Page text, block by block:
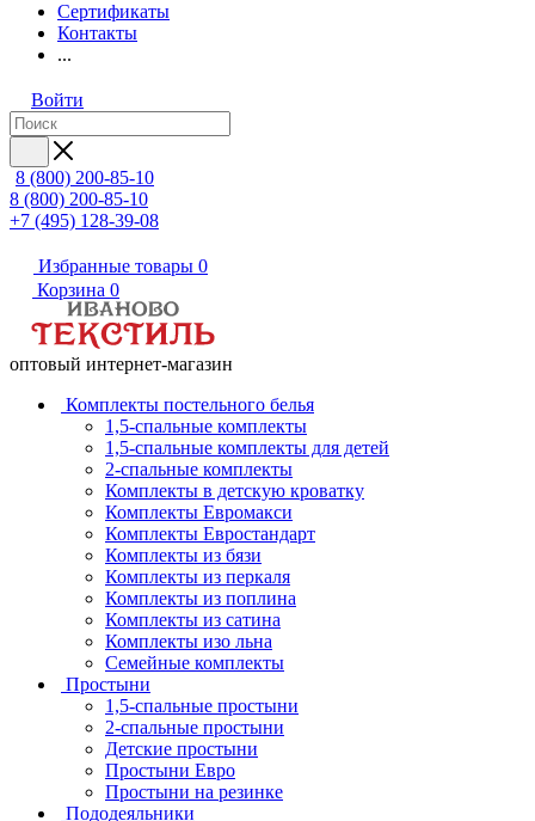
Сертификаты
Контакты
...
Войти
8 (800) 200-85-10
8 (800) 200-85-10
+7 (495) 128-39-08
Избранные товары 0
Корзина 0
оптовый интернет-магазин
Комплекты постельного белья
1,5-спальные комплекты
1,5-спальные комплекты для детей
2-спальные комплекты
Комплекты в детскую кроватку
Комплекты Евромакси
Комплекты Евростандарт
Комплекты из бязи
Комплекты из перкаля
Комплекты из поплина
Комплекты из сатина
Комплекты изо льна
Семейные комплекты
Простыни
1,5-спальные простыни
2-спальные простыни
Детские простыни
Простыни Евро
Простыни на резинке
Пододеяльники